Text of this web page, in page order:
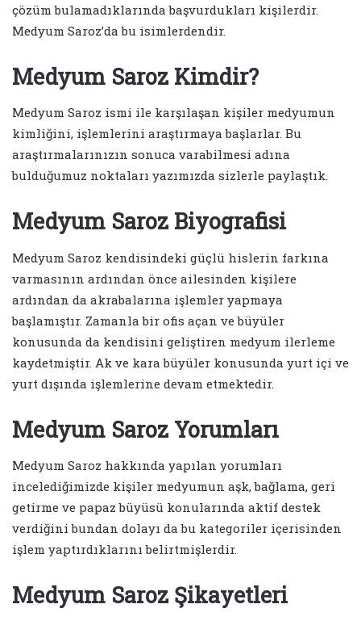
çözüm bulamadıklarında başvurdukları kişilerdir.
Medyum Saroz’da bu isimlerdendir.
Medyum Saroz Kimdir?
Medyum Saroz ismi ile karşılaşan kişiler medyumun
kimliğini, işlemlerini araştırmaya başlarlar. Bu
araştırmalarınızın sonuca varabilmesi adına
bulduğumuz noktaları yazımızda sizlerle paylaştık.
Medyum Saroz Biyografisi
Medyum Saroz kendisindeki güçlü hislerin farkına
varmasının ardından önce ailesinden kişilere
ardından da akrabalarına işlemler yapmaya
başlamıştır. Zamanla bir ofis açan ve büyüler
konusunda da kendisini geliştiren medyum ilerleme
kaydetmiştir. Ak ve kara büyüler konusunda yurt içi ve
yurt dışında işlemlerine devam etmektedir.
Medyum Saroz Yorumları
Medyum Saroz hakkında yapılan yorumları
incelediğimizde kişiler medyumun aşk, bağlama, geri
getirme ve papaz büyüsü konularında aktif destek
verdiğini bundan dolayı da bu kategoriler içerisinden
işlem yaptırdıklarını belirtmişlerdir.
Medyum Saroz Şikayetleri